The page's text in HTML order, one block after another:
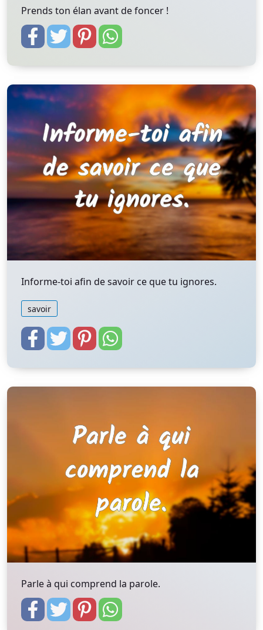
Prends ton élan avant de foncer !
Informe-toi afin de savoir ce que tu ignores.
savoir
Parle à qui comprend la parole.